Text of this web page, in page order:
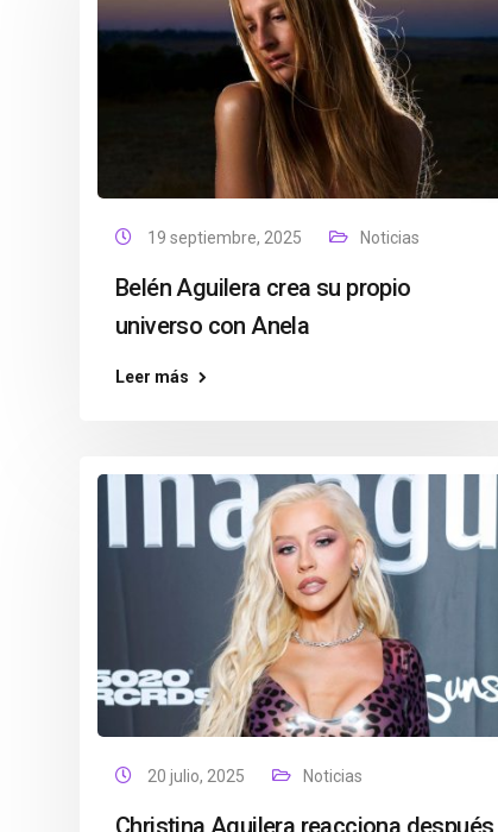
19 septiembre, 2025 Noticias
Belén Aguilera crea su propio
universo con Anela
Leer más
20 julio, 2025 Noticias
Christina Aguilera reacciona después